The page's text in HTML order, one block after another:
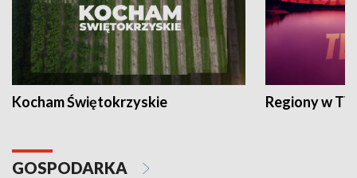
Kocham Świętokrzyskie Regiony w
GOSPODARKA